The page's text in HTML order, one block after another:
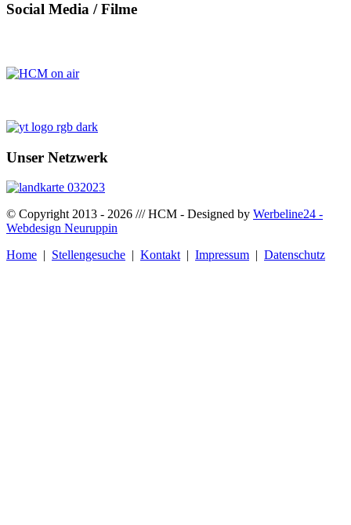
Social Media / Filme
Unser Netzwerk
© Copyright 2013 - 2026 /// HCM - Designed by Werbeline24 -
Webdesign Neuruppin
Home
Stellengesuche Kontakt| Impressum Datenschutz